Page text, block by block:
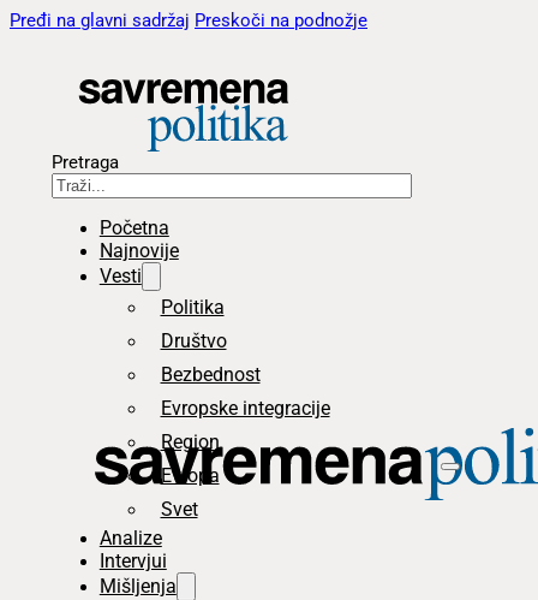
Pređi na glavni sadržaj Preskoči na podnožje
Pretraga
Početna
Najnovije
Vesti
Politika
Društvo
Bezbednost
Evropske integracije
Region
Evropa
Svet
Analize
Intervjui
Mišljenja